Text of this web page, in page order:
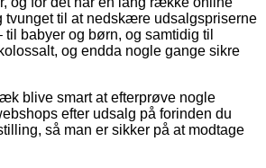
tvunget til at nedskære udsalgspriserne
til babyer og børn, og samtidig til
og endda nogle gange sikre
blive smart at efterprøve nogle
efter udsalg på forinden du
så man er sikker på at modtage